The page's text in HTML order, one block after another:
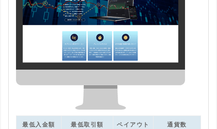
最低入金額 最低取引額 ペイアウト 通貨数